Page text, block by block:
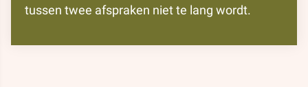
tussen twee afspraken niet te lang wordt.